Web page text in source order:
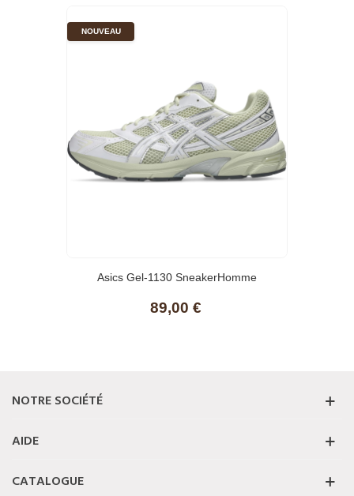
NOUVEAU
Asics Gel-1130 SneakerHomme
89,00 €
NOTRE SOCIÉTÉ
AIDE
CATALOGUE